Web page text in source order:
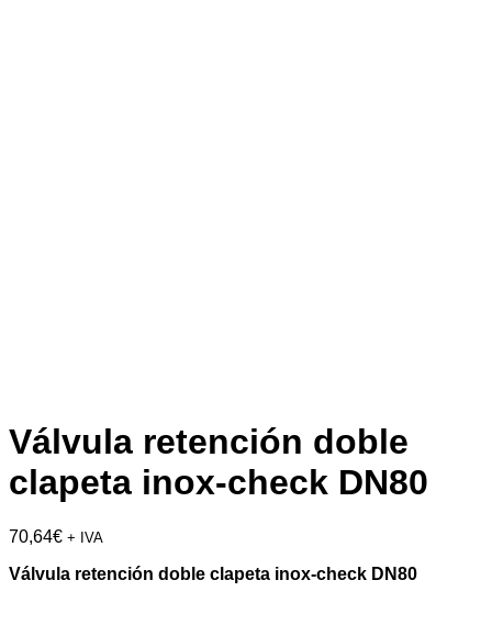
Válvula retención doble
clapeta inox-check DN80
70,64€ + IVA
Válvula retención doble clapeta inox-check DN80